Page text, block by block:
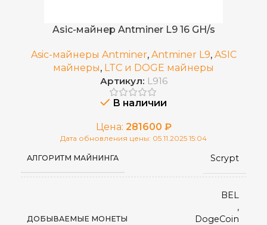
Asic-майнер Antminer L9 16 GH/s
Asic-майнеры Antminer, Antminer L9, ASIC
майнеры, LTC и DOGE майнеры
Артикул: L916
В наличии
Цена: 281600 ₽
Дата обновления цены: 05.11.2025 15:04
АЛГОРИТМ МАЙНИНГА Scrypt
ДОБЫВАЕМЫЕ МОНЕТЫ
BEL
,
DogeCoin